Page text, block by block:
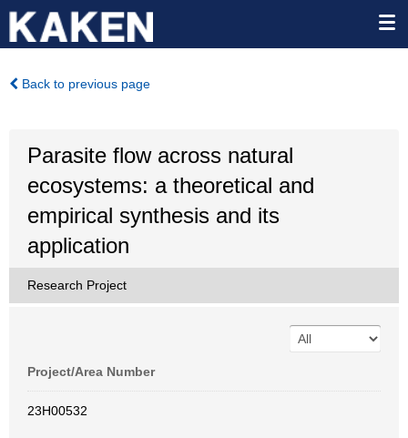
Back to previous page
Parasite flow across natural
ecosystems: a theoretical and
empirical synthesis and its
application
Research Project
Project/Area Number
23H00532